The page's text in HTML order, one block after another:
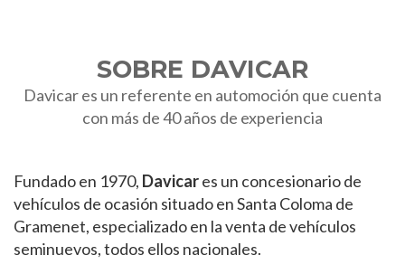
SOBRE DAVICAR
Davicar es un referente en automoción que cuenta
con más de 40 años de experiencia
Fundado en 1970, Davicares un concesionario de
vehículos de ocasión situado en Santa Coloma de
Gramenet, especializado en la venta de vehículos
seminuevos, todos ellos nacionales.